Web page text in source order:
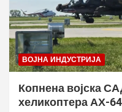
ВОЈНА ИНДУСТРИЈА
Копнена војска
хеликоптера АХ-